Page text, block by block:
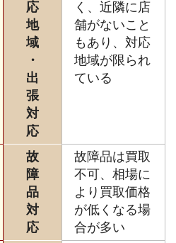
応
地
域
・
出
張
対
応
く、近隣に店
舗がないこと
もあり、対応
地域が限られ
ている
故
障
品
対
応
故障品は買取
不可、相場に
より買取価格
が低くなる場
合が多い